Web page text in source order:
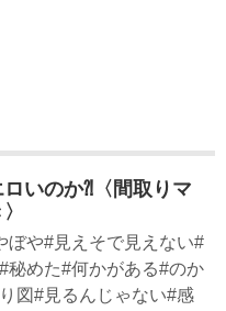
いのか⁈〈間取りマ
ぼや#見えそで見えない#
秘めた#何かがある#のか
図#見るんじゃない#感